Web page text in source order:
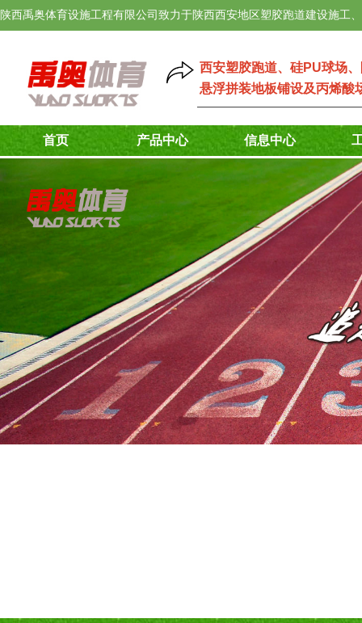
西安塑胶跑道、 硅PU球场、
悬浮拼装地板铺设及丙烯酸
陕西禹奥体育设施工程有限公司致力于陕西西安地区塑胶跑道建设施工
首页 产品中心 信息中心